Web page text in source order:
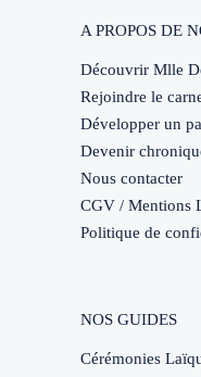
A PROPOS DE
Découvrir Mlle
Rejoindre le
Développer un
Devenir
Nous contacter
CGV / Mentions
Politique de
NOS GUIDES
Cérémonies